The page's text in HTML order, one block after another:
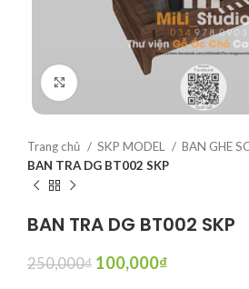
Trang chủ SKP MODEL
BAN GHE
BAN TRA DG BT002 SKP
BAN TRA DG BT002 SKP
250,000₫ 100,000₫